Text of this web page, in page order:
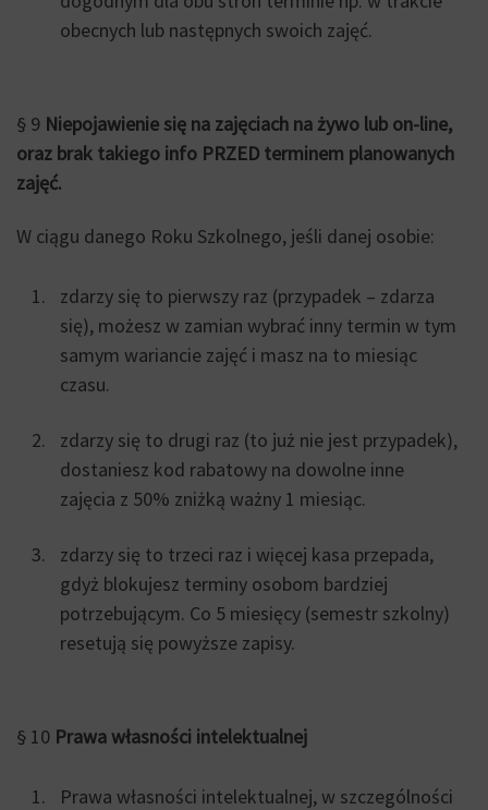
obecnych lub następnych swoich zajęć.
§ 9 Niepojawienie się na zajęciach na żywo lub on-line,
oraz brak takiego info PRZED terminem planowanych
zajęć.
W ciągu danego Roku Szkolnego, jeśli danej osobie:
zdarzy się to pierwszy raz (przypadek – zdarza
się), możesz w zamian wybrać inny termin w tym
samym wariancie zajęć i masz na to miesiąc
czasu.
zdarzy się to drugi raz (to już nie jest przypadek),
dostaniesz kod rabatowy na dowolne inne
zajęcia z 50% zniżką ważny 1 miesiąc.
zdarzy się to trzeci raz i więcej kasa przepada,
gdyż blokujesz terminy osobom bardziej
potrzebującym. Co 5 miesięcy (semestr szkolny)
resetują się powyższe zapisy.
§ 10 Prawa własności intelektualnej
Prawa własności intelektualnej, w szczególności